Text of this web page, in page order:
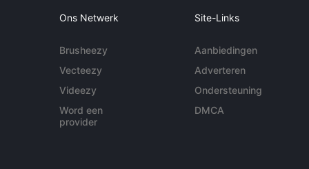
Ons Netwerk
Brusheezy
Vecteezy
Videezy
Word een
provider
Site-Links
Aanbiedingen
Adverteren
Ondersteuning
DMCA